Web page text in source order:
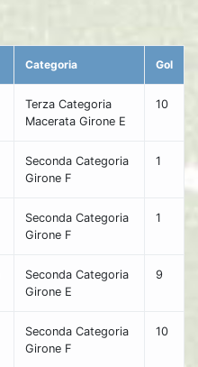
Categoria Gol
Terza Categoria
Macerata Girone E
10
Seconda Categoria
Girone F
1
Seconda Categoria
Girone F
1
Seconda Categoria
Girone E
9
Seconda Categoria
Girone F
10